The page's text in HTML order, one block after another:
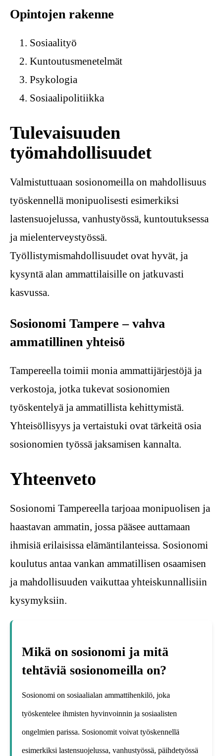
Opintojen rakenne
Sosiaalityö
Kuntoutusmenetelmät
Psykologia
Sosiaalipolitiikka
Tulevaisuuden
työmahdollisuudet
Valmistuttuaan sosionomeilla on mahdollisuus
työskennellä monipuolisesti esimerkiksi
lastensuojelussa, vanhustyössä, kuntoutuksessa
ja mielenterveystyössä.
Työllistymismahdollisuudet ovat hyvät, ja
kysyntä alan ammattilaisille on jatkuvasti
kasvussa.
Sosionomi Tampere – vahva
ammatillinen yhteisö
Tampereella toimii monia ammattijärjestöjä ja
verkostoja, jotka tukevat sosionomien
työskentelyä ja ammatillista kehittymistä.
Yhteisöllisyys ja vertaistuki ovat tärkeitä osia
sosionomien työssä jaksamisen kannalta.
Yhteenveto
Sosionomi Tampereella tarjoaa monipuolisen ja
haastavan ammatin, jossa pääsee auttamaan
ihmisiä erilaisissa elämäntilanteissa. Sosionomi
koulutus antaa vankan ammatillisen osaamisen
ja mahdollisuuden vaikuttaa yhteiskunnallisiin
kysymyksiin.
Mikä on sosionomi ja mitä
tehtäviä sosionomeilla on?
Sosionomi on sosiaalialan ammattihenkilö, joka
työskentelee ihmisten hyvinvoinnin ja sosiaalisten
ongelmien parissa. Sosionomit voivat työskennellä
esimerkiksi lastensuojelussa, vanhustyössä, päihdetyössä